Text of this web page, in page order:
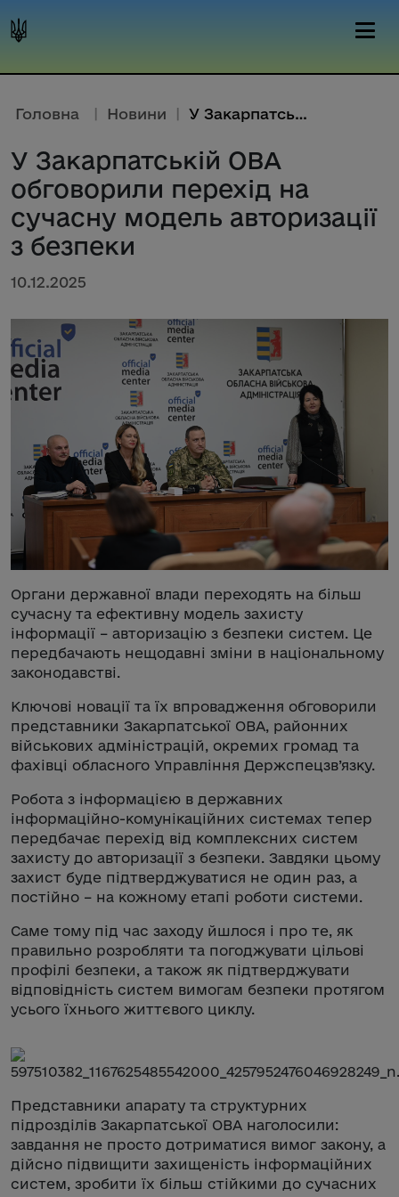
Головна | Новини | У Закарпатській ОВА обговорили...
У Закарпатській ОВА
обговорили перехід на
сучасну модель авторизації
з безпеки
10.12.2025
Органи державної влади переходять на більш
сучасну та ефективну модель захисту
інформації – авторизацію з безпеки систем. Це
передбачають нещодавні зміни в національному
законодавстві.
Ключові новації та їх впровадження обговорили
представники Закарпатської ОВА, районних
військових адміністрацій, окремих громад та
фахівці обласного Управління Держспецзв’язку.
Робота з інформацією в державних
інформаційно-комунікаційних системах тепер
передбачає перехід від комплексних систем
захисту до авторизації з безпеки. Завдяки цьому
захист буде підтверджуватися не один раз, а
постійно – на кожному етапі роботи системи.
Саме тому під час заходу йшлося і про те, як
правильно розробляти та погоджувати цільові
профілі безпеки, а також як підтверджувати
відповідність систем вимогам безпеки протягом
усього їхнього життєвого циклу.
Представники апарату та структурних
підрозділів Закарпатської ОВА наголосили:
завдання не просто дотриматися вимог закону, а
дійсно підвищити захищеність інформаційних
систем, зробити їх більш стійкими до сучасних